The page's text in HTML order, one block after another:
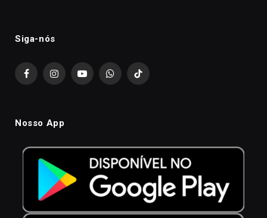
Siga-nós
FacebookInstagramYouTubeWhatsAppTikTok
Nosso App